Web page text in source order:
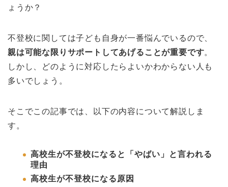
ょうか？
不登校に関しては子ども自身が一番悩んでいるので、
親は可能な限りサポートしてあげることが重要です。
しかし、どのように対応したらよいかわからない人も
多いでしょう。
そこでこの記事では、以下の内容について解説しま
す。
高校生が不登校になると「やばい」と言われる
理由
高校生が不登校になる原因